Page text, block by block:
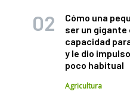
Cómo una
ser un gigante
capacidad
y le dio
poco habitual
Agricultura